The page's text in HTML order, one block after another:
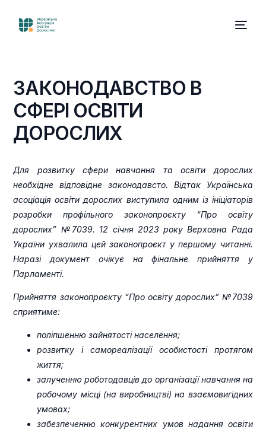
ЗАКОНОДАВСТВО В
СФЕРІ ОСВІТИ
ДОРОСЛИХ
Для розвитку сфери навчання та освіти дорослих
необхідне відповідне законодавсто. Відтак Українська
асоціація освіти дорослих виступила одним із ініціаторів
розробки профільного законопроєкту “Про освіту
дорослих” №7039. 12 січня 2023 рокуВерховна Рада
України ухвалила цей законопроєкт у першому читанні.
Наразі документ очікує на фінальне прийняття у
Парламенті.
Прийняття законопроєкту “Про освіту дорослих”№7039
сприятиме:
поліпшенню зайнятості населення;
розвитку і самореалізації особистості протягом
життя;
залученню роботодавців до організації навчання на
робочому місці (на виробництві) на взаємовигідних
умовах;
забезпеченнюконкурентних умовнадання освіти